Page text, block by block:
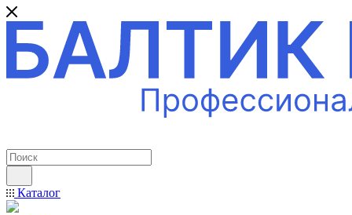
Каталог